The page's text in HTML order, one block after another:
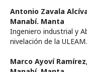
Antonio Zavala
Manabí. Manta
Ingeniero industrial y
nivelación de la
Marco Ayoví Ramírez,